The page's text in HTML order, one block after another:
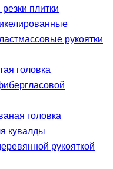
плитки
рукоятки
головка
головка
кувалды
рукояткой